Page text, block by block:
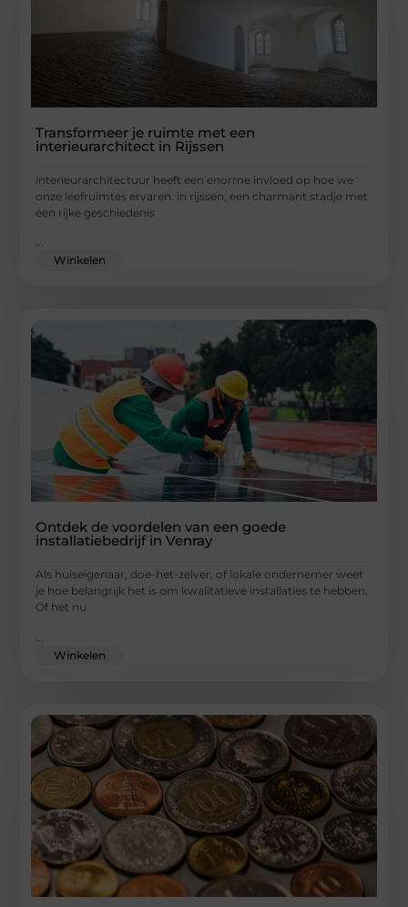
Transformeer je ruimte met een
interieurarchitect in Rijssen
interieurarchitectuur heeft een enorme invloed op hoe we
onze leefruimtes ervaren. in rijssen, een charmant stadje met
een rijke geschiedenis
...
Winkelen
Ontdek de voordelen van een goede
installatiebedrijf in Venray
Als huiseigenaar, doe-het-zelver, of lokale ondernemer weet
je hoe belangrijk het is om kwalitatieve installaties te hebben.
Of het nu
Winkelen